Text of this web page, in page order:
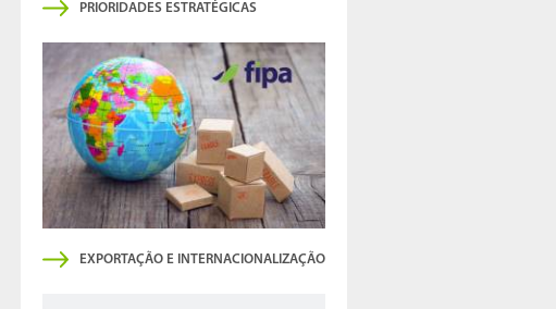
PRIORIDADES ESTRATÉGICAS
EXPORTAÇÃO E INTERNACIONALIZAÇÃO